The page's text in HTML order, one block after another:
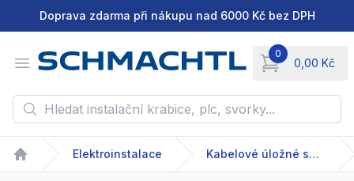
Doprava zdarma při nákupu nad 6000 Kč bez DPH
Open menu
0
0,00 Kč
items in cart,
Hledat instalační krabice, plc, svorky...
Home
Elektroinstalace Kabelové úložné systémy